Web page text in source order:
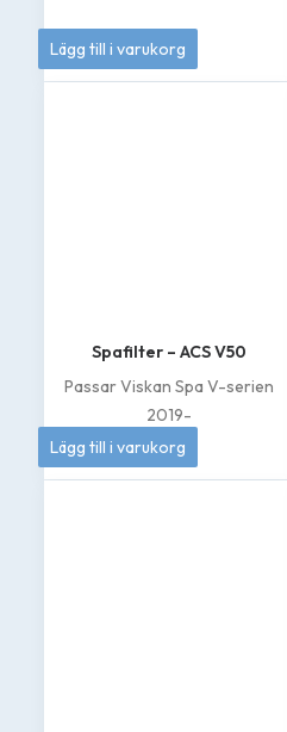
449kr
Lägg till i varukorg
Spafilter – ACS V50
Passar Viskan Spa V-serien
2019-
519kr
Lägg till i varukorg